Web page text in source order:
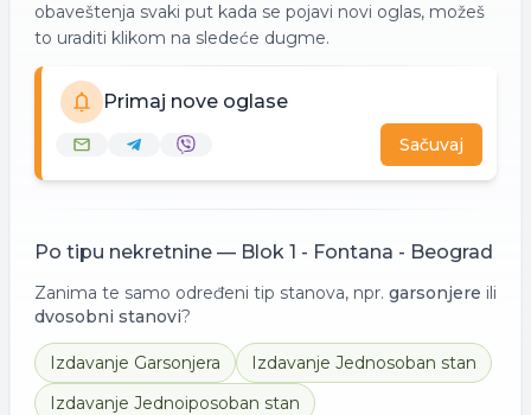
obaveštenja svaki put kada se pojavi novi oglas, možeš
to uraditi klikom na sledeće dugme.
Primaj nove oglase
Sačuvaj
Po tipu nekretnine — Blok 1 - Fontana - Beograd
Zanima te samo određeni tip stanova, npr. garsonjere ili
dvosobni stanovi?
Izdavanje Garsonjera Izdavanje Jednosoban stan
Izdavanje Jednoiposoban stan